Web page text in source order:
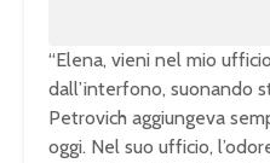
“Elena, vieni nel mio
dall’interfono, suonando
Petrovich aggiungeva
oggi. Nel suo ufficio,